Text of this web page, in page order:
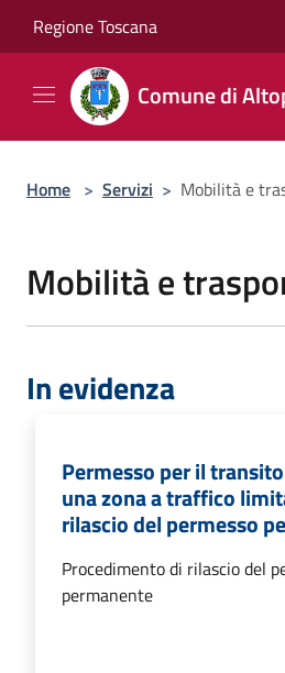
Regione Toscana
Comune di
Home > Servizi > Mobilità e
Mobilità e
In evidenza
Permesso per il
una zona a traffico
rilascio del permesso
Procedimento di rilascio del
permanente